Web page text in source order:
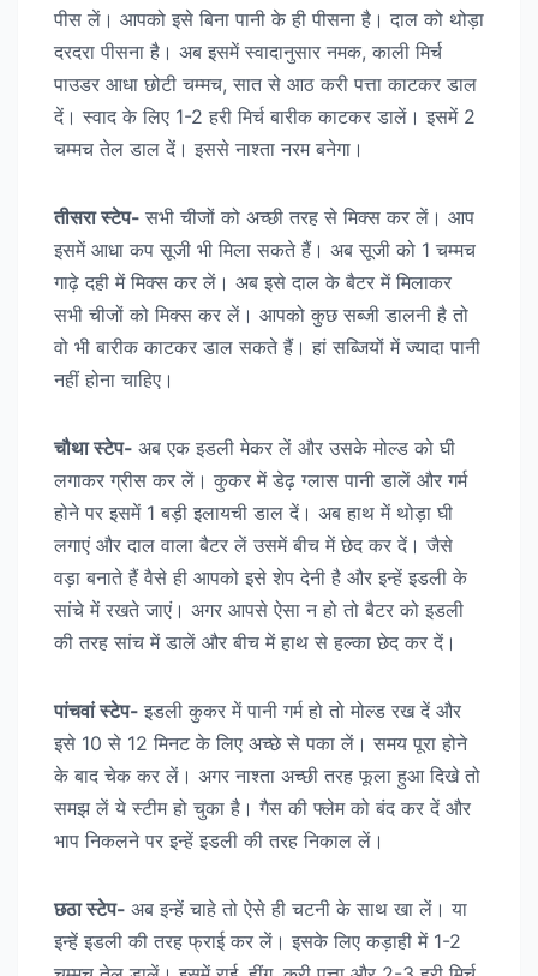
पीस लें। आपको इसे बिना पानी के ही पीसना है। दाल को थोड़ा
दरदरा पीसना है। अब इसमें स्वादानुसार नमक, काली मिर्च
पाउडर आधा छोटी चम्मच, सात से आठ करी पत्ता काटकर डाल
दें। स्वाद के लिए 1-2 हरी मिर्च बारीक काटकर डालें। इसमें 2
चम्मच तेल डाल दें। इससे नाश्ता नरम बनेगा।
तीसरा स्टेप- सभी चीजों को अच्छी तरह से मिक्स कर लें। आप
इसमें आधा कप सूजी भी मिला सकते हैं। अब सूजी को 1 चम्मच
गाढ़े दही में मिक्स कर लें। अब इसे दाल के बैटर में मिलाकर
सभी चीजों को मिक्स कर लें। आपको कुछ सब्जी डालनी है तो
वो भी बारीक काटकर डाल सकते हैं। हां सब्जियों में ज्यादा पानी
नहीं होना चाहिए।
चौथा स्टेप- अब एक इडली मेकर लें और उसके मोल्ड को घी
लगाकर ग्रीस कर लें। कुकर में डेढ़ ग्लास पानी डालें और गर्म
होने पर इसमें 1 बड़ी इलायची डाल दें। अब हाथ में थोड़ा घी
लगाएं और दाल वाला बैटर लें उसमें बीच में छेद कर दें। जैसे
वड़ा बनाते हैं वैसे ही आपको इसे शेप देनी है और इन्हें इडली के
सांचे में रखते जाएं। अगर आपसे ऐसा न हो तो बैटर को इडली
की तरह सांच में डालें और बीच में हाथ से हल्का छेद कर दें।
पांचवां स्टेप- इडली कुकर में पानी गर्म हो तो मोल्ड रख दें और
इसे 10 से 12 मिनट के लिए अच्छे से पका लें। समय पूरा होने
के बाद चेक कर लें। अगर नाश्ता अच्छी तरह फूला हुआ दिखे तो
समझ लें ये स्टीम हो चुका है। गैस की फ्लेम को बंद कर दें और
भाप निकलने पर इन्हें इडली की तरह निकाल लें।
छठा स्टेप- अब इन्हें चाहे तो ऐसे ही चटनी के साथ खा लें। या
इन्हें इडली की तरह फ्राई कर लें। इसके लिए कड़ाही में 1-2